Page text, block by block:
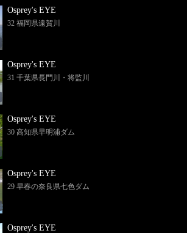
Osprey's EYE
32 福岡県遠賀川
Osprey's EYE
31 千葉県長門川・将監川
Osprey's EYE
30 高知県早明浦ダム
Osprey's EYE
29 早春の奈良県七色ダム
Osprey's EYE